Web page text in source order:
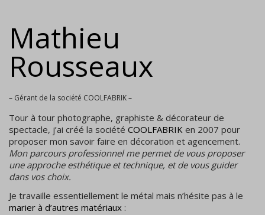
Mathieu
Rousseaux
– Gérant de la société COOLFABRIK –
Tour à tour photographe, graphiste & décorateur de
spectacle, j’ai créé la société COOLFABRIK en 2007 pour
proposer mon savoir faire en décoration et agencement.
Mon parcours professionnel me permet de vous proposer
une approche esthétique et technique, et de vous guider
dans vos choix.
Je travaille essentiellement le métal mais n’hésite pas à le
marier à d’autres matériaux :